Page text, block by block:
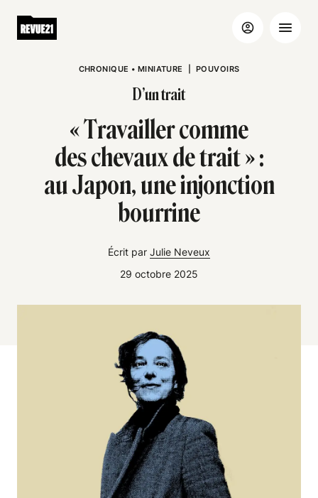
CHRONIQUE • MINIATURE POUVOIRS
D’un trait
« Travailler comme
des chevaux de trait » :
au Japon, une injonction
bourrine
Écrit par Julie Neveux
29 octobre 2025